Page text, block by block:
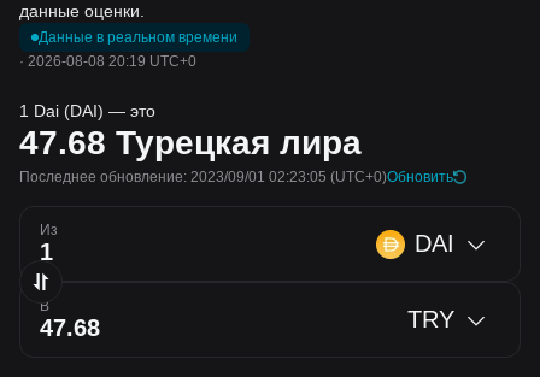
данные оценки.
Данные в реальном времени
· 2026-08-08 20:19 UTC+0
1 Dai (DAI) — это
47.68 Турецкая лира
Последнее обновление: 2023/09/01 02:23:05 (UTC+0)Обновить
Из DAI
В TRY